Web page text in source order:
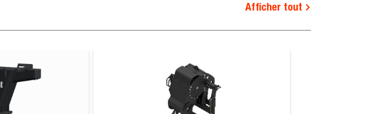
Afficher tout